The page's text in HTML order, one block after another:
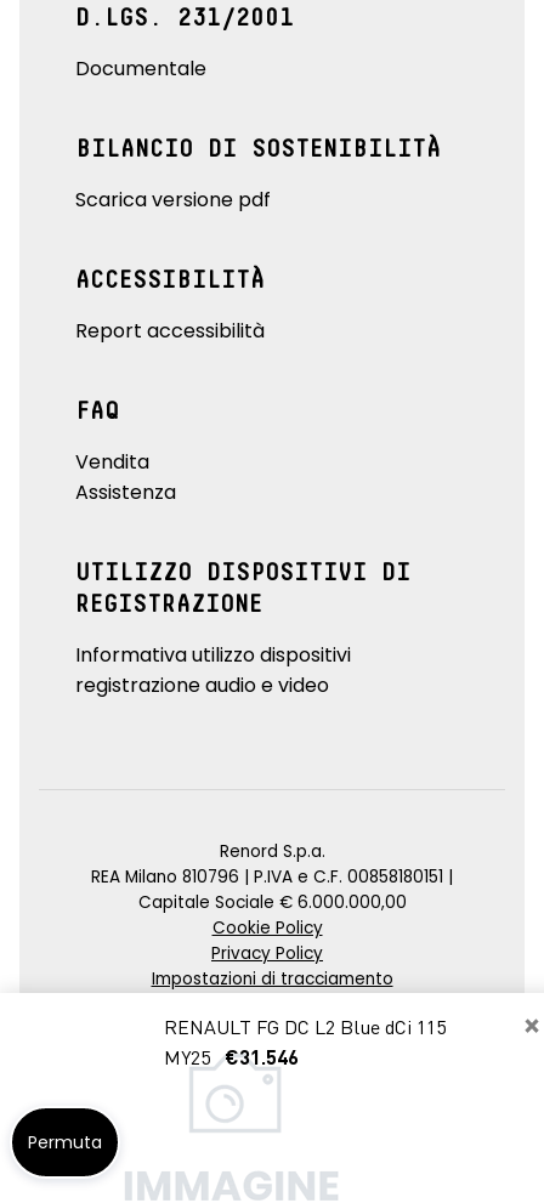
×
RENAULT FG DC L2 Blue dCi 115
MY25
€31.546
D.LGS. 231/2001
Documentale
BILANCIO DI SOSTENIBILITÀ
Scarica versione pdf
ACCESSIBILITÀ
Report accessibilità
FAQ
Vendita
Assistenza
UTILIZZO DISPOSITIVI DI
REGISTRAZIONE
Informativa utilizzo dispositivi
registrazione audio e video
Renord S.p.a.
REA Milano 810796 | P.IVA e C.F. 00858180151 |
Capitale Sociale € 6.000.000,00
Cookie Policy
Privacy Policy
Impostazioni di tracciamento
Credits
Agenzia SEO
Permuta